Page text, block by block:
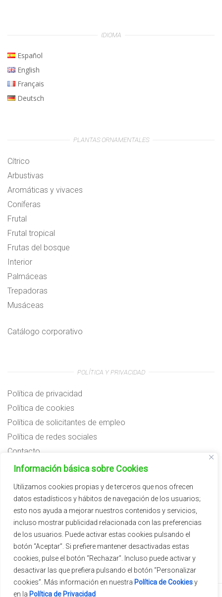
Información básica sobre Cookies
Utilizamos cookies propias y de terceros que nos ofrecen
datos estadísticos y hábitos de navegación de los usuarios;
esto nos ayuda a mejorar nuestros contenidos y servicios,
incluso mostrar publicidad relacionada con las preferencias
de los usuarios. Puede activar estas cookies pulsando el
botón “Aceptar”. Si prefiere mantener desactivadas estas
cookies, pulse el botón “Rechazar”. Incluso puede activar y
desactivar las que prefiera pulsando el botón “Personalizar
cookies”. Más información en nuestra Política de Cookiesy
en la Política de Privacidad
IDIOMA
Español
English
Français
Deutsch
PLANTAS ORNAMENTALES
Cítrico
Arbustivas
Aromáticas y vivaces
Coníferas
Frutal
Frutal tropical
Frutas del bosque
Interior
Palmáceas
Trepadoras
Musáceas
Catálogo corporativo
POLÍTICA Y PRIVACIDAD
Política de privacidad
Política de cookies
Política de solicitantes de empleo
Política de redes sociales
Contacto
Preguntas frecuentes
Subvenciones